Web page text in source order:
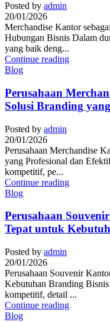
Posted by admin
20/01/2026
Merchandise Kantor
Hubungan Bisnis Dalam
yang baik deng...
Continue reading
Blog
Perusahaan
Solusi Branding
Posted by admin
20/01/2026
Perusahaan Merchandise
yang Profesional dan
kompetitif, pe...
Continue reading
Blog
Perusahaan
Tepat untuk
Posted by admin
20/01/2026
Perusahaan Souvenir
Kebutuhan Branding
kompetitif, detail ...
Continue reading
Blog